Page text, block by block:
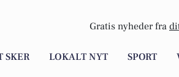
Gratis nyheder fra
SKER LOKALT NYT SPORT